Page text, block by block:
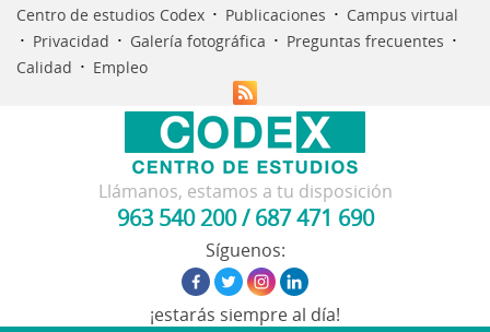
Centro de estudios Codex · Publicaciones · Campus virtual
· Privacidad · Galería fotográfica · Preguntas frecuentes ·
Calidad · Empleo
Llámanos, estamos a tu disposición
963 540 200/687 471 690
Síguenos:
¡estarás siempre al día!